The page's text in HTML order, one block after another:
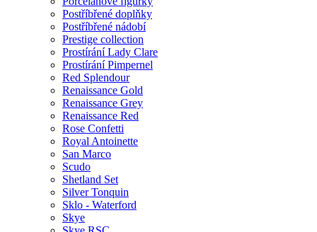
Postříbřené doplňky
Postříbřené nádobí
Prestige collection
Prostírání Lady Clare
Prostírání Pimpernel
Red Splendour
Renaissance Gold
Renaissance Grey
Renaissance Red
Rose Confetti
Royal Antoinette
San Marco
Scudo
Shetland Set
Silver Tonquin
Sklo - Waterford
Skye